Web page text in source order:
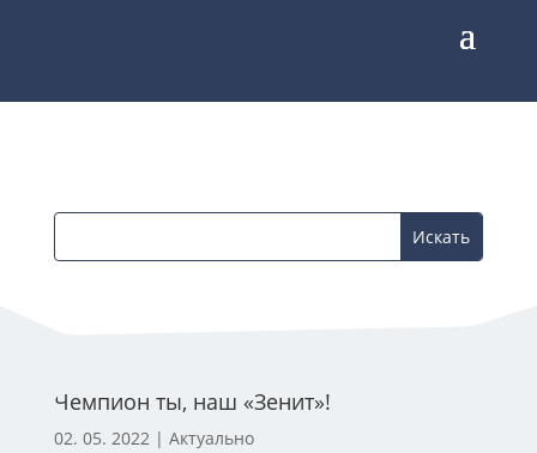
Чемпион ты, наш «Зенит»!
02. 05. 2022| Актуально